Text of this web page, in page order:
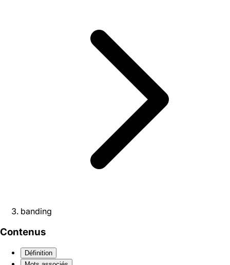
banding
Contenus
Définition